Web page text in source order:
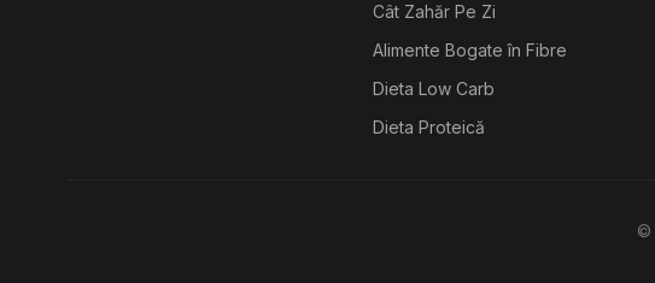
Cât Zahăr Pe Zi
Alimente Bogate în Fibre
Dieta Low Carb
Dieta Proteică
©